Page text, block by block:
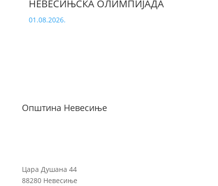
НЕВЕСИЊСКА ОЛИМПИЈАДА
01.08.2026.
Општина Невесиње
Цара Душана 44
88280 Невесиње